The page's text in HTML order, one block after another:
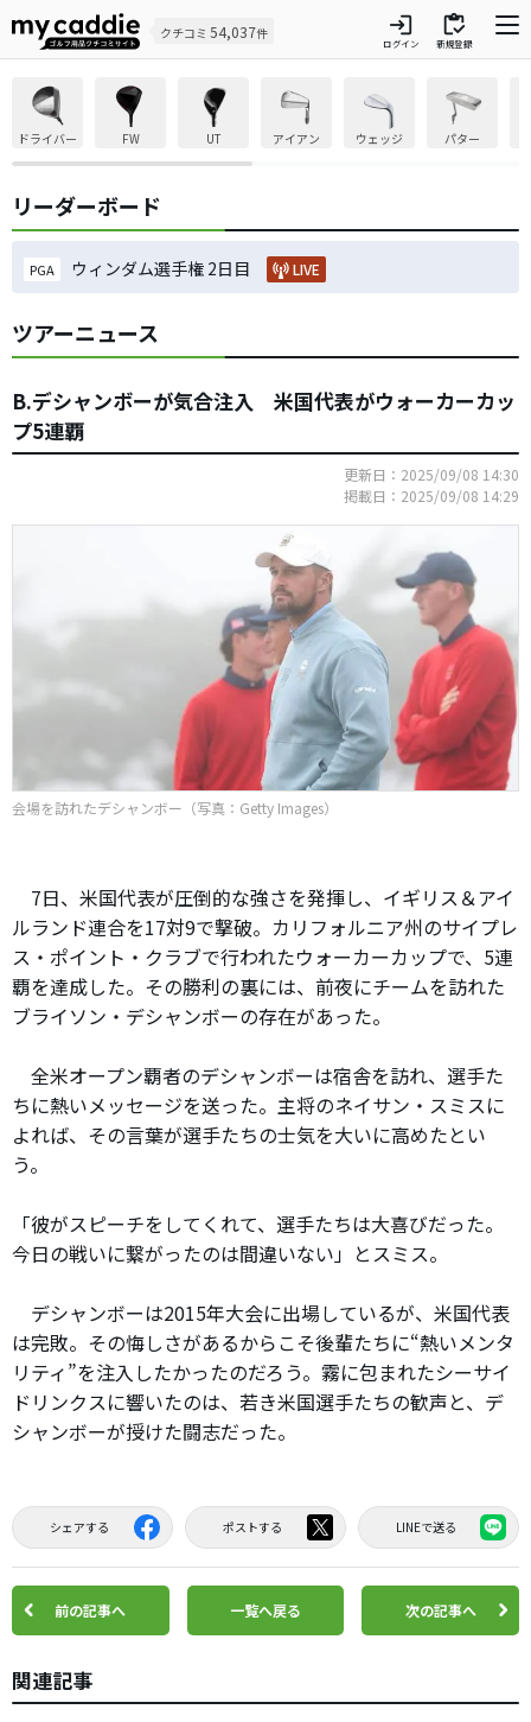
クチコミ 54,037件 login
ログイン
inventory
新規登録
ドライバー FW UT アイアン ウェッジ パター
リーダーボード
PGA ウィンダム選手権 2日目 LIVE
ツアーニュース
B.デシャンボーが気合注入 米国代表がウォーカーカッ
プ5連覇
更新日：2025/09/08 14:30
掲載日：2025/09/08 14:29
会場を訪れたデシャンボー（写真：Getty Images）
7日、米国代表が圧倒的な強さを発揮し、イギリス＆アイ
ルランド連合を17対9で撃破。カリフォルニア州のサイプレ
ス・ポイント・クラブで行われたウォーカーカップで、5連
覇を達成した。その勝利の裏には、前夜にチームを訪れた
ブライソン・デシャンボーの存在があった。
全米オープン覇者のデシャンボーは宿舎を訪れ、選手た
ちに熱いメッセージを送った。主将のネイサン・スミスに
よれば、その言葉が選手たちの士気を大いに高めたとい
う。
「彼がスピーチをしてくれて、選手たちは大喜びだった。
今日の戦いに繋がったのは間違いない」とスミス。
デシャンボーは2015年大会に出場しているが、米国代表
は完敗。その悔しさがあるからこそ後輩たちに“熱いメンタ
リティ”を注入したかったのだろう。霧に包まれたシーサイ
ドリンクスに響いたのは、若き米国選手たちの歓声と、デ
シャンボーが授けた闘志だった。
シェアする ポストする LINEで送る
前の記事へ 一覧へ戻る 次の記事へ
関連記事